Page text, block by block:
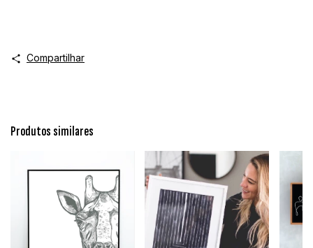
Compartilhar
Produtos similares